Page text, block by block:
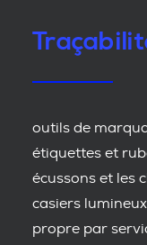
outils de
étiquettes et
écussons et les
casiers
propre par